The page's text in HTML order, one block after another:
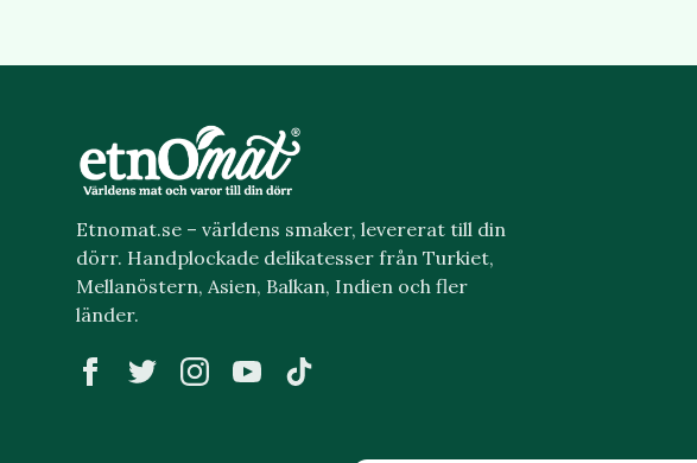
Etnomat.se – världens smaker, levererat till din
dörr. Handplockade delikatesser från Turkiet,
Mellanöstern, Asien, Balkan, Indien och fler
länder.